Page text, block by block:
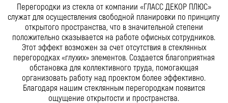
Перегородки из стекла от компании «ГЛАСС ДЕКОР ПЛЮС»
служат для осуществления свободной планировки по принципу
открытого пространства, что в значительной степени
положительно сказывается на работе офисных сотрудников.
Этот эффект возможен за счет отсутствия в стеклянных
перегородках «глухих» элементов. Создается благоприятная
обстановка для коллективного труда, помогающая
организовать работу над проектом более эффективно.
Благодаря нашим стеклянным перегородкам появится
ощущение открытости и пространства.